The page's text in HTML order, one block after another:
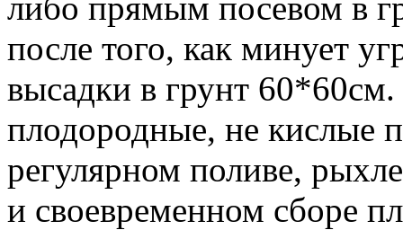
после того, как минует
высадки в грунт
плодородные, не кислые
регулярном поливе,
и своевременном сборе